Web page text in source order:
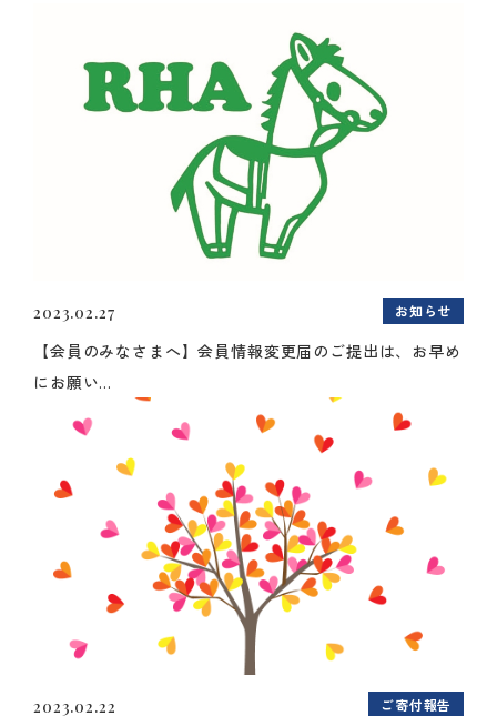
2023.02.27 お知らせ
【会員のみなさまへ】会員情報変更届のご提出は、お早め
にお願い...
2023.02.22 ご寄付報告